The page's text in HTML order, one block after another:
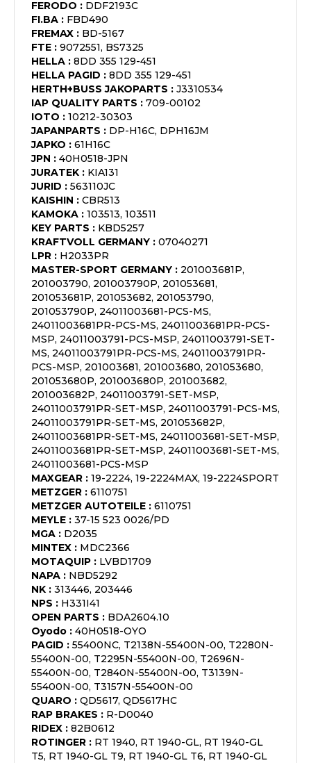
FERODO : DDF2193C
FI.BA : FBD490
FREMAX : BD-5167
FTE : 9072551, BS7325
HELLA : 8DD 355 129-451
HELLA PAGID : 8DD 355 129-451
HERTH+BUSS JAKOPARTS : J3310534
IAP QUALITY PARTS : 709-00102
IOTO : 10212-30303
JAPANPARTS : DP-H16C, DPH16JM
JAPKO : 61H16C
JPN : 40H0518-JPN
JURATEK : KIA131
JURID : 563110JC
KAISHIN : CBR513
KAMOKA : 103513, 103511
KEY PARTS : KBD5257
KRAFTVOLL GERMANY : 07040271
LPR : H2033PR
MASTER-SPORT GERMANY : 201003681P,
201003790, 201003790P, 201053681,
201053681P, 201053682, 201053790,
201053790P, 24011003681-PCS-MS,
24011003681PR-PCS-MS, 24011003681PR-PCS-
MSP, 24011003791-PCS-MSP, 24011003791-SET-
MS, 24011003791PR-PCS-MS, 24011003791PR-
PCS-MSP, 201003681, 201003680, 201053680,
201053680P, 201003680P, 201003682,
201003682P, 24011003791-SET-MSP,
24011003791PR-SET-MSP, 24011003791-PCS-MS,
24011003791PR-SET-MS, 201053682P,
24011003681PR-SET-MS, 24011003681-SET-MSP,
24011003681PR-SET-MSP, 24011003681-SET-MS,
24011003681-PCS-MSP
MAXGEAR : 19-2224, 19-2224MAX, 19-2224SPORT
METZGER : 6110751
METZGER AUTOTEILE : 6110751
MEYLE : 37-15 523 0026/PD
MGA : D2035
MINTEX : MDC2366
MOTAQUIP : LVBD1709
NAPA : NBD5292
NK : 313446, 203446
NPS : H331I41
OPEN PARTS : BDA2604.10
Oyodo : 40H0518-OYO
PAGID : 55400NC, T2138N-55400N-00, T2280N-
55400N-00, T2295N-55400N-00, T2696N-
55400N-00, T2840N-55400N-00, T3139N-
55400N-00, T3157N-55400N-00
QUARO : QD5617, QD5617HC
RAP BRAKES : R-D0040
RIDEX : 82B0612
ROTINGER : RT 1940, RT 1940-GL, RT 1940-GL
T5, RT 1940-GL T9, RT 1940-GL T6, RT 1940-GL